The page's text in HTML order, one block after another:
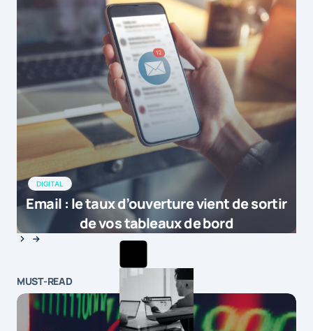
DIGITAL
Email : le taux d’ouverture vient de sortir
de vos tableaux de bord
MUST-READ